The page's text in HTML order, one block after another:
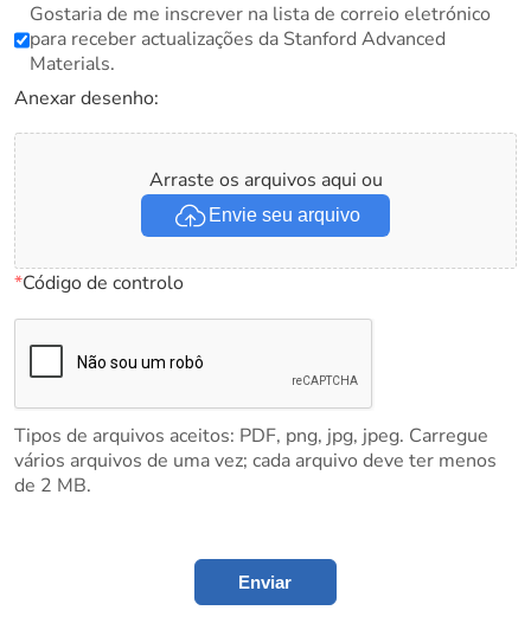
Gostaria de me inscrever na lista de correio eletrónico
para receber actualizações da Stanford Advanced
Materials.
Anexar desenho:
Arraste os arquivos aqui ou
Envie seu arquivo
*Código de controlo
Tipos de arquivos aceitos: PDF, png, jpg, jpeg. Carregue
vários arquivos de uma vez; cada arquivo deve ter menos
de 2 MB.
Enviar